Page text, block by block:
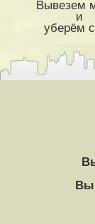
Вывезем
и
уберём